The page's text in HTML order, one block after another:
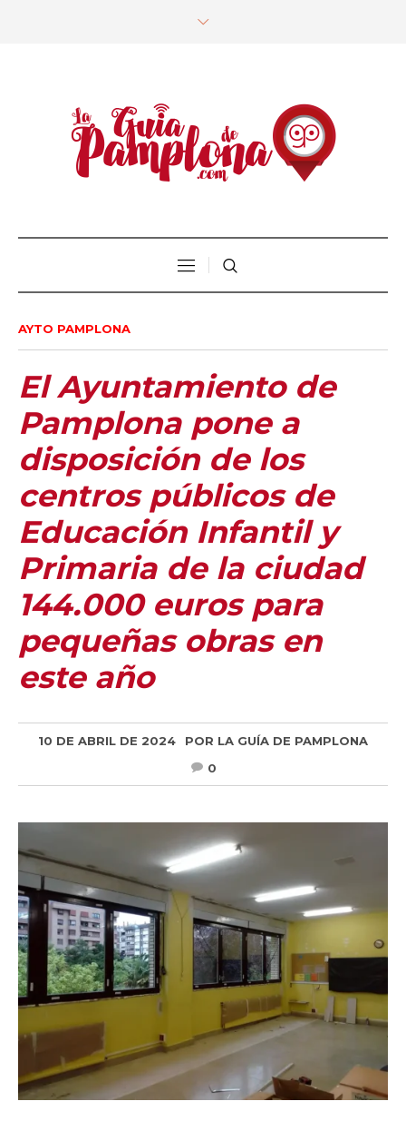
AYTO PAMPLONA
El Ayuntamiento de
Pamplona pone a
disposición de los
centros públicos de
Educación Infantil y
Primaria de la ciudad
144.000 euros para
pequeñas obras en
este año
10 DE ABRIL DE 2024 POR LA GUÍA DE PAMPLONA
0